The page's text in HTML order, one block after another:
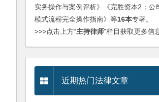
实务操作与案例评析》《完胜资本2：公
模式流程完全操作指南》等16本专著。
>>>点击上方“主持律师”栏目获取更多信
近期热门法律文章